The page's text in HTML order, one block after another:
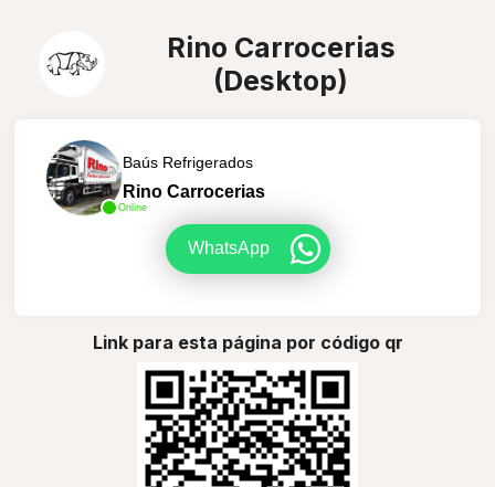
Rino Carrocerias
(Desktop)
Online
Baús Refrigerados
Rino Carrocerias
WhatsApp
Link para esta página por código qr